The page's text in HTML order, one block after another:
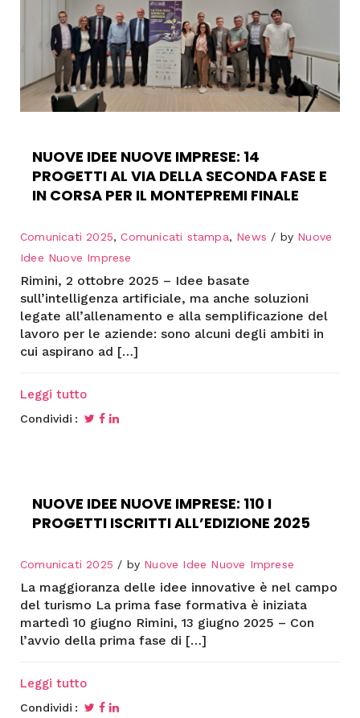
NUOVE IDEE NUOVE IMPRESE: 14
PROGETTI AL VIA DELLA SECONDA FASE E
IN CORSA PER IL MONTEPREMI FINALE
Comunicati 2025,Comunicati stampa, News by Nuove
Idee Nuove Imprese
Rimini, 2 ottobre 2025 – Idee basate
sull’intelligenza artificiale, ma anche soluzioni
legate all’allenamento e alla semplificazione del
lavoro per le aziende: sono alcuni degli ambiti in
cui aspirano ad […]
Leggi tutto
Condividi
NUOVE IDEE NUOVE IMPRESE: 110 I
PROGETTI ISCRITTI ALL’EDIZIONE 2025
Comunicati 2025 by Nuove Idee Nuove Imprese
La maggioranza delle idee innovative è nel campo
del turismo La prima fase formativa è iniziata
martedì 10 giugno Rimini, 13 giugno 2025 – Con
l’avvio della prima fase di […]
Leggi tutto
Condividi